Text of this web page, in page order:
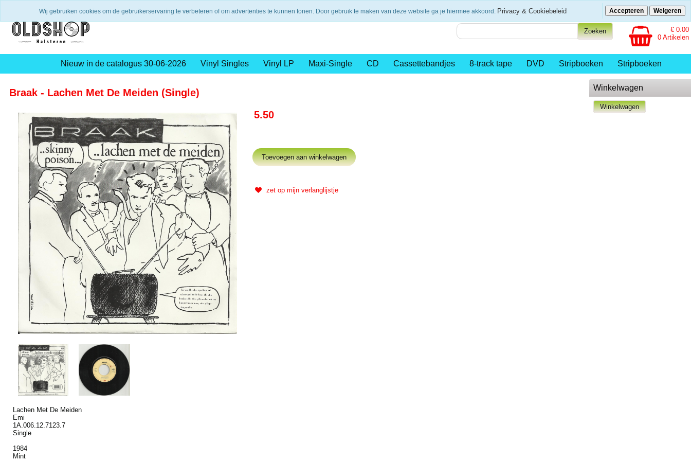
Verzending binnen 2 a 3 werkdagen Gratis verzending vanaf €75,- (NL) 14 dagen retourtermijn Veilig en eenvoudig betalen
€ 0.00
0 Artikelen
Nieuw in de catalogus 30-06-2026 Vinyl Singles Vinyl LP Maxi-Single CD Cassettebandjes 8-track tape DVD Stripboeken Stripboeken
Braak - Lachen Met De Meiden (Single)
5.50
zet op mijn verlanglijstje
Lachen Met De Meiden
Emi
1A.006.12.7123.7
Single
1984
Mint
Winkelwagen
Wij gebruiken cookies om de gebruikerservaring te verbeteren of om advertenties te kunnen tonen. Door gebruik te maken van deze website ga je hiermee akkoord. Privacy & Cookiebeleid Accepteren Weigeren